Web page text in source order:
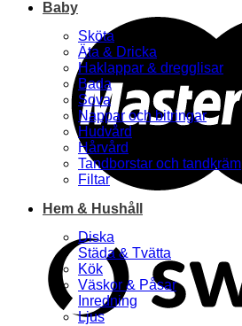
Baby
Sköta
Äta & Dricka
Haklappar & dregglisar
Bada
Sova
Nappar och bitringar
Hudvård
Hårvård
Tandborstar och tandkräm
Filtar
Hem & Hushåll
Diska
Städa & Tvätta
Kök
Väskor & Påsar
Inredning
Ljus